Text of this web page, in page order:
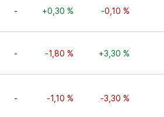
- +0,30 % -0,10 %
- -1,80 % +3,30 %
- -1,10 % -3,30 %